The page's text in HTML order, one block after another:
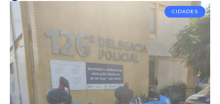
CIDADES